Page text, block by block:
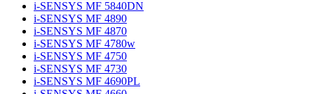
i-SENSYS MF 5840DN
i-SENSYS MF 4890
i-SENSYS MF 4870
i-SENSYS MF 4780w
i-SENSYS MF 4750
i-SENSYS MF 4730
i-SENSYS MF 4690PL